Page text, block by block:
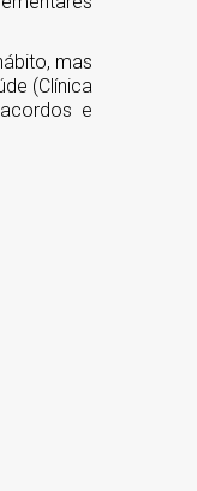
mas
(Clínica
e